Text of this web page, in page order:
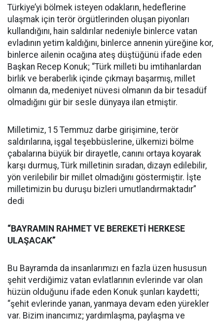
Türkiye’yi bölmek isteyen odakların, hedeflerine
ulaşmak için terör örgütlerinden oluşan piyonları
kullandığını, hain saldırılar nedeniyle binlerce vatan
evladının yetim kaldığını, binlerce annenin yüreğine kor,
binlerce ailenin ocağına ateş düştüğünü ifade eden
Başkan Recep Konuk; “Türk milleti bu imtihanlardan
birlik ve beraberlik içinde çıkmayı başarmış, millet
olmanın da, medeniyet nüvesi olmanın da bir tesadüf
olmadığını gür bir sesle dünyaya ilan etmiştir.
Milletimiz, 15 Temmuz darbe girişimine, terör
saldırılarına, işgal teşebbüslerine, ülkemizi bölme
çabalarına büyük bir dirayetle, canını ortaya koyarak
karşı durmuş, Türk milletinin sıradan, dizayn edilebilir,
yön verilebilir bir millet olmadığını göstermiştir. İşte
milletimizin bu duruşu bizleri umutlandırmaktadır”
dedi
“BAYRAMIN RAHMET VE BEREKETİ HERKESE
ULAŞACAK”
Bu Bayramda da insanlarımızı en fazla üzen hususun
şehit verdiğimiz vatan evlatlarının evlerinde var olan
hüzün olduğunu ifade eden Konuk şunları kaydetti;
“şehit evlerinde yanan, yanmaya devam eden yürekler
var. Bizim inancımız; yardımlaşma, paylaşma ve